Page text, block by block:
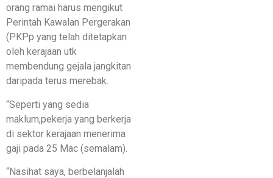
orang ramai harus mengikut
Perintah Kawalan Pergerakan
(PKPp yang telah ditetapkan
oleh kerajaan utk
membendung gejala jangkitan
daripada terus merebak.
“Seperti yang sedia
maklum,pekerja yang berkerja
di sektor kerajaan menerima
gaji pada 25 Mac (semalam).
“Nasihat saya, berbelanjalah